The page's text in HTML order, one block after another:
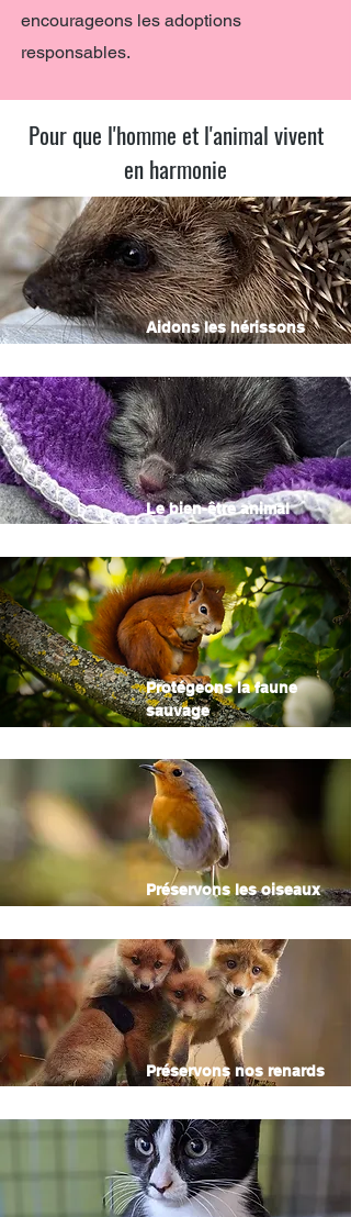
encourageons les adoptions
responsables.
Pour que l'homme et l'animal vivent
en harmonie
Aidons les hérissons
Le bien-être animal
Protégeons la faune
sauvage
Préservons les oiseaux
Préservons nos renards